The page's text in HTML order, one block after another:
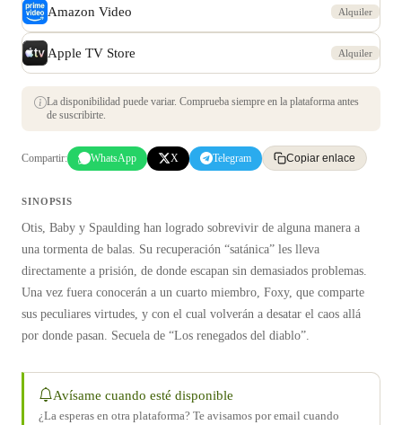
Amazon Video Alquiler
Apple TV Store Alquiler
La disponibilidad puede variar. Comprueba siempre en la plataforma antes
de suscribirte.
Compartir: WhatsApp X Telegram Copiar enlace
SINOPSIS
Otis, Baby y Spaulding han logrado sobrevivir de alguna manera a
una tormenta de balas. Su recuperación “satánica” les lleva
directamente a prisión, de donde escapan sin demasiados problemas.
Una vez fuera conocerán a un cuarto miembro, Foxy, que comparte
sus peculiares virtudes, y con el cual volverán a desatar el caos allá
por donde pasan. Secuela de “Los renegados del diablo”.
Avísame cuando esté disponible
¿La esperas en otra plataforma? Te avisamos por email cuando